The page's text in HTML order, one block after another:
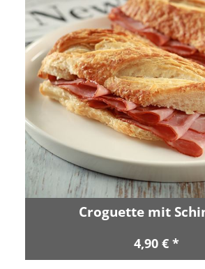
Croguette mit
4,90 € *